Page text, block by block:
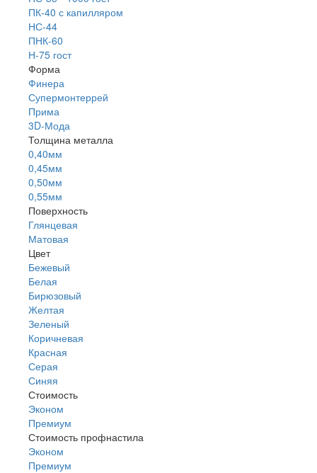
ПК-40 с капилляром
НС-44
ПНК-60
Н-75 гост
Форма
Финера
Супермонтеррей
Прима
3D-Мода
Толщина металла
0,40мм
0,45мм
0,50мм
0,55мм
Поверхность
Глянцевая
Матовая
Цвет
Бежевый
Белая
Бирюзовый
Желтая
Зеленый
Коричневая
Красная
Серая
Синяя
Стоимость
Эконом
Премиум
Стоимость профнастила
Эконом
Премиум